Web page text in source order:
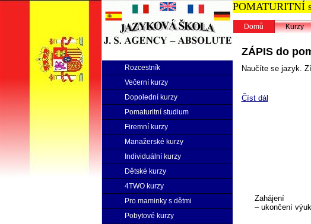
Rozcestník
Večerní kurzy
Dopolední kurzy
Pomaturitní studium
Firemní kurzy
Manažerské kurzy
Individuální kurzy
Dětské kurzy
4TWO kurzy
Pro maminky s dětmi
Pobytové kurzy
POMATURITNÍ
Domů Kurzy
ZÁPIS do
Naučíte se jazyk.
Číst dál
Zahájení
– ukončení